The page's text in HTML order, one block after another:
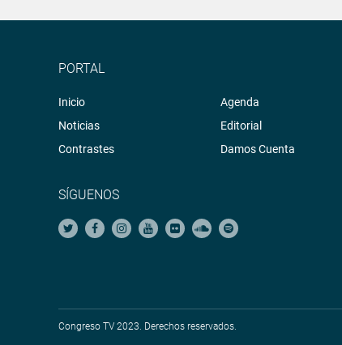
PORTAL
Inicio
Noticias
Contrastes
Agenda
Editorial
Damos Cuenta
SÍGUENOS
Congreso TV 2023. Derechos reservados.